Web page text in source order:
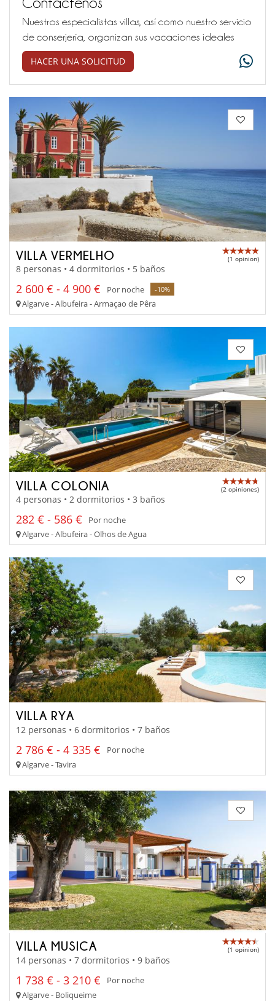
Nuestros especialistas villas, así como nuestro servicio
de conserjería, organizan sus vacaciones ideales
HACER UNA SOLICITUD
VILLA VERMELHO (1 opinion)
8 personas • 4 dormitorios • 5 baños
2 600 € - 4 900 € Por noche -10%
Algarve - Albufeira - Armaçao de Pêra
VILLA COLONIA (2 opiniones)
4 personas • 2 dormitorios • 3 baños
282 € - 586 €
Por noche
Algarve - Albufeira - Olhos de Agua
VILLA RYA
12 personas • 6 dormitorios • 7 baños
2 786 € - 4 335 €
Por noche
Algarve - Tavira
VILLA MUSICA (1 opinion)
14 personas • 7 dormitorios • 9 baños
1 738 € - 3 210 €
Por noche
Algarve - Boliqueime